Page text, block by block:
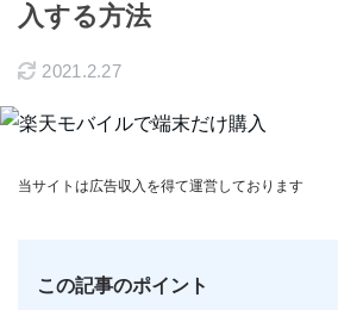
入する方法
2021.2.27
当サイトは広告収入を得て運営しております
この記事のポイント